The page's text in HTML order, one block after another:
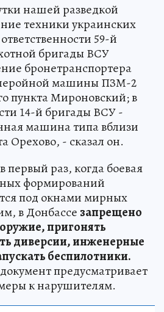
нашей разведкой
техники украинских
59-й
бригады ВСУ
бронетранспортера
машины ПЗМ-2
пункта Мироновский; в
14-й бригады ВСУ -
машина типа вблизи
Орехово, - сказал он.
первый раз, когда боевая
формирований
под окнами мирных
в Донбассе запрещено
пригонять
диверсии, инженерные
беспилотники.
предусматривает
к нарушителям.